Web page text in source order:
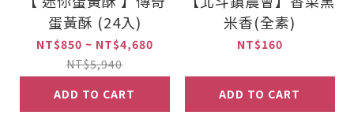
蛋黃酥 (24入)
NT$850 ~ NT$4,680
NT$5,940
ADD TO CART
米香(全素)
NT$160
ADD TO CART